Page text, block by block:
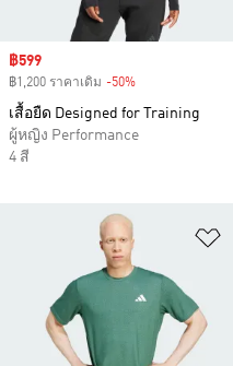
Sale price
฿599
฿1,200 ราคาเดิม -50%
เสื้อยืด Designed for Training
ผู้หญิง Performance
4 สี